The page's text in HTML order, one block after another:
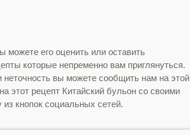
можете его оценить или оставить
которые непременно вам приглянуться.
вы можете сообщить нам на этой
этот рецепт Китайский бульон со своими
из кнопок социальных сетей.